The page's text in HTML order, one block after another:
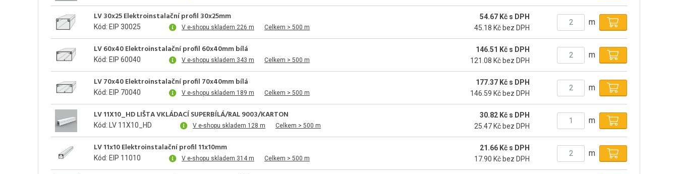
LV 30x25 Elektroinstalační profil 30x25mm
Kód: EIP 30025 V e-shopu skladem 226 m Celkem > 500 m
54.67 Kč s DPH
45.18 Kč bez DPH
m
LV 60x40 Elektroinstalační profil 60x40mm bílá
Kód: EIP 60040 V e-shopu skladem 343 m Celkem > 500 m
146.51 Kč s DPH
121.08 Kč bez DPH
m
LV 70x40 Elektroinstalační profil 70x40mm bílá
Kód: EIP 70040 V e-shopu skladem 189 m Celkem > 500 m
177.37 Kč s DPH
146.59 Kč bez DPH
m
LV 11X10_HD LIŠTA VKLÁDACÍ SUPERBÍLÁ/RAL 9003/KARTON
Kód: LV 11X10_HD V e-shopu skladem 128 m Celkem > 500 m
30.82 Kč s DPH
25.47 Kč bez DPH
m
LV 11x10 Elektroinstalační profil 11x10mm
Kód: EIP 11010 V e-shopu skladem 314 m Celkem > 500 m
21.66 Kč s DPH
17.90 Kč bez DPH
m